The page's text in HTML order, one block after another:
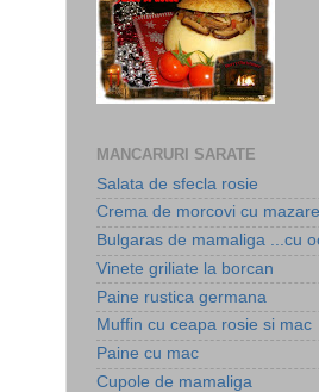
MANCARURI SARATE
Salata de sfecla rosie
Crema de morcovi cu mazare
Bulgaras de mamaliga ...cu
Vinete griliate la borcan
Paine rustica germana
Muffin cu ceapa rosie si mac
Paine cu mac
Cupole de mamaliga